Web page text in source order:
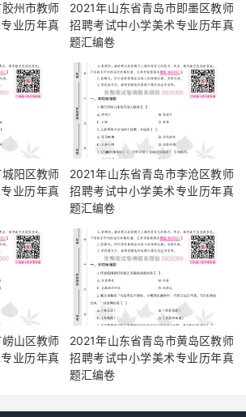
州市教师
业历年真
2021年山东省青岛市即墨区教师
招聘考试中小学美术专业历年真
题汇编卷
阳区教师
业历年真
2021年山东省青岛市李沧区教师
招聘考试中小学美术专业历年真
题汇编卷
山区教师
业历年真
2021年山东省青岛市黄岛区教师
招聘考试中小学美术专业历年真
题汇编卷